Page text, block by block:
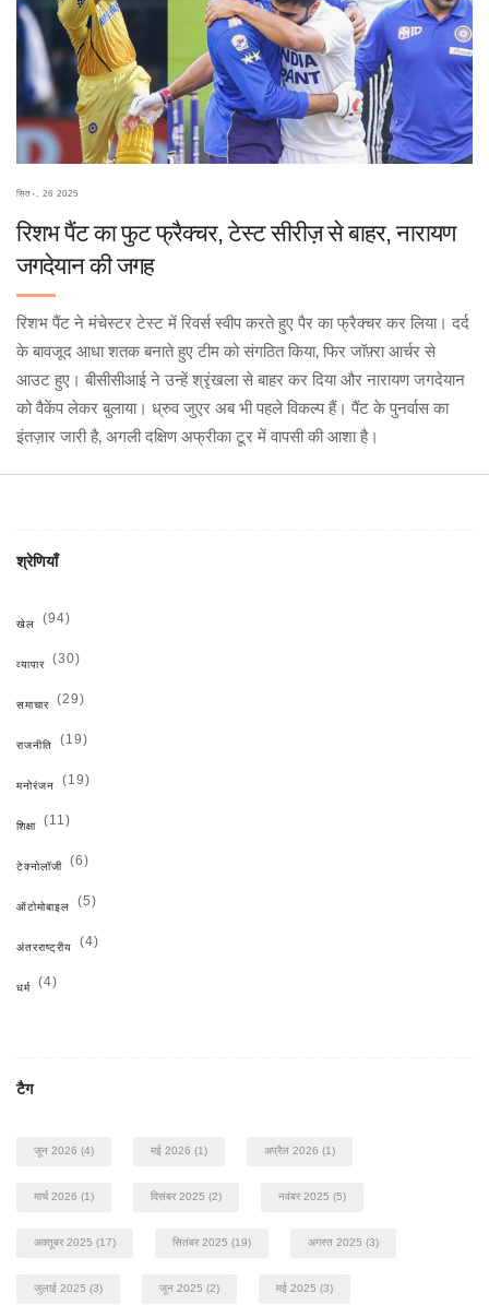
सित॰, 26 2025
रिशभ पैंट का फुट फ्रैक्चर, टेस्ट सीरीज़ से बाहर, नारायण
जगदेयान की जगह
रिशभ पैंट ने मंचेस्टर टेस्ट में रिवर्स स्वीप करते हुए पैर का फ्रैक्चर कर लिया। दर्द
के बावजूद आधा शतक बनाते हुए टीम को संगठित किया, फिर जॉफ़्रा आर्चर से
आउट हुए। बीसीसीआई ने उन्हें श्रृंखला से बाहर कर दिया और नारायण जगदेयान
को वैकेंप लेकर बुलाया। ध्रुव जुएर अब भी पहले विकल्प हैं। पैंट के पुनर्वास का
इंतज़ार जारी है, अगली दक्षिण अफ्रीका टूर में वापसी की आशा है।
श्रेणियाँ
खेल (94)
व्यापार (30)
समाचार (29)
राजनीति (19)
मनोरंजन (19)
शिक्षा (11)
टेक्नोलॉजी (6)
ऑटोमोबाइल (5)
अंतरराष्ट्रीय (4)
धर्म (4)
टैग
जून 2026 (4) मई 2026 (1) अप्रैल 2026 (1)
मार्च 2026 (1) दिसंबर 2025 (2) नवंबर 2025 (5)
अक्तूबर 2025 (17) सितंबर 2025 (19) अगस्त 2025 (3)
जुलाई 2025 (3) जून 2025 (2) मई 2025 (3)